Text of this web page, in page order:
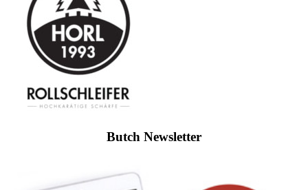
Butch Newsletter